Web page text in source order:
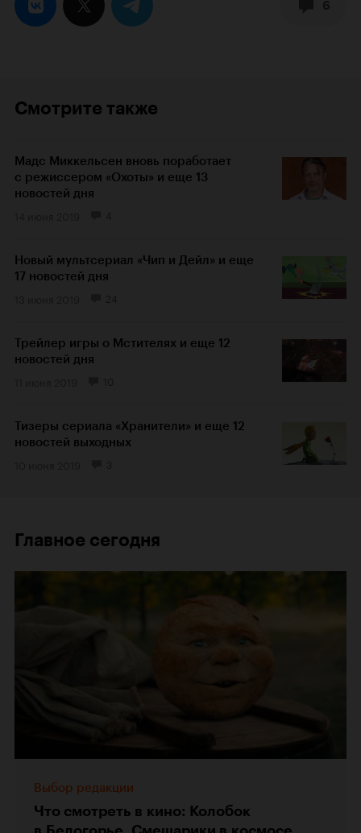
Смотрите также
Мадс Миккельсен вновь поработает
с режиссером «Охоты» и еще 13
новостей дня
Новый мультсериал «Чип и Дейл» и еще
17 новостей дня
Трейлер игры о Мстителях и еще 12
новостей дня
Тизеры сериала «Хранители» и еще 12
новостей выходных
Главное сегодня
Выбор редакции
Что смотреть в кино: Колобок